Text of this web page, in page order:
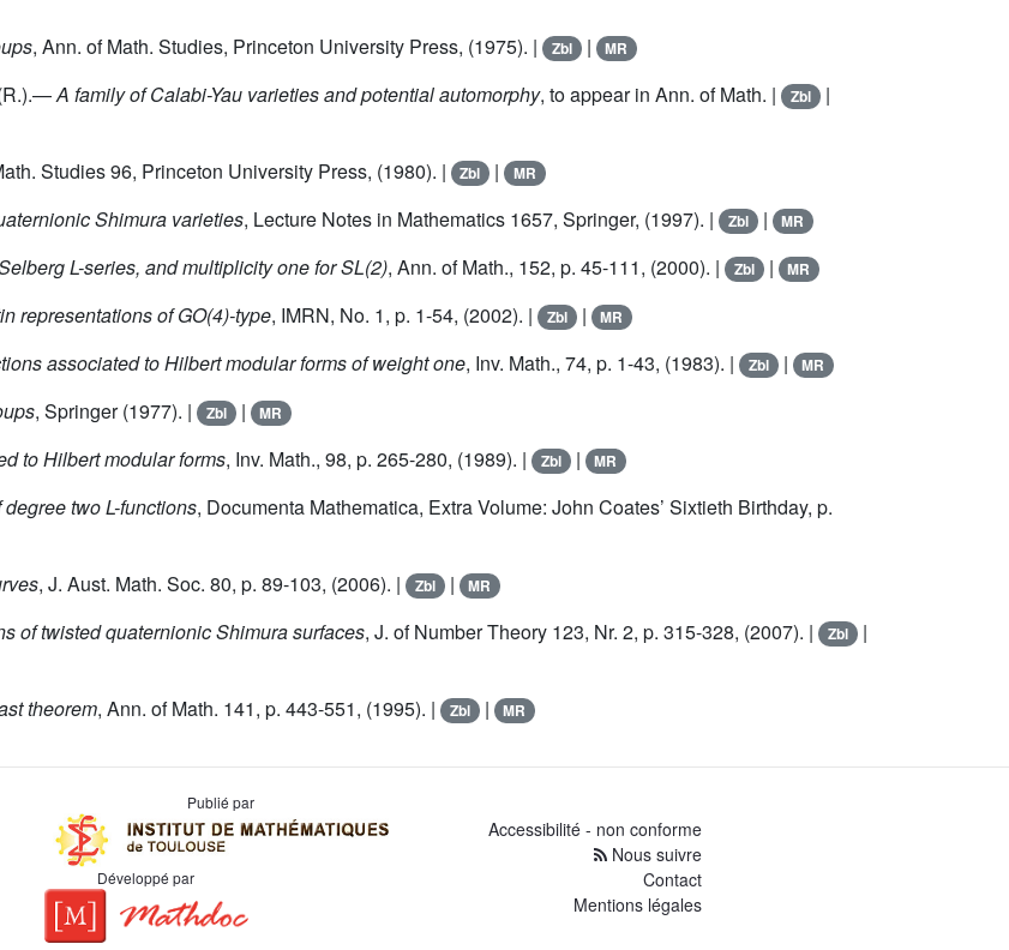
, Ann. of Math. Studies, Princeton University Press, (1975). | Zbl | MR
A family of Calabi-Yau varieties and potential automorphy, to appear in Ann. of Math. | Zbl |
Studies 96, Princeton University Press, (1980). | Zbl | MR
Shimura varieties, Lecture Notes in Mathematics 1657, Springer, (1997). | Zbl | MR
L-series, and multiplicity one for SL(2), Ann. of Math., 152, p. 45-111, (2000). | Zbl | MR
representations of GO(4)-type, IMRN, No. 1, p. 1-54, (2002). | Zbl | MR
associated to Hilbert modular forms of weight one, Inv. Math., 74, p. 1-43, (1983). | Zbl | MR
, Springer (1977). | Zbl | MR
to Hilbert modular forms, Inv. Math., 98, p. 265-280, (1989). | Zbl | MR
two L-functions, Documenta Mathematica, Extra Volume: John Coates’ Sixtieth Birthday, p.
, J. Aust. Math. Soc. 80, p. 89-103, (2006). | Zbl | MR
of twisted quaternionic Shimura surfaces, J. of Number Theory 123, Nr. 2, p. 315-328, (2007). | Zbl |
theorem, Ann. of Math. 141, p. 443-551, (1995). | Zbl | MR
Publié par
Développé par
Accessibilité - non conforme
Nous suivre
Contact
Mentions légales